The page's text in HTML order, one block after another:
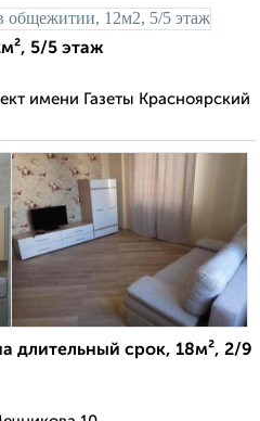
5/5 этаж
имени Газеты Красноярский
длительный срок, 18м², 2/9